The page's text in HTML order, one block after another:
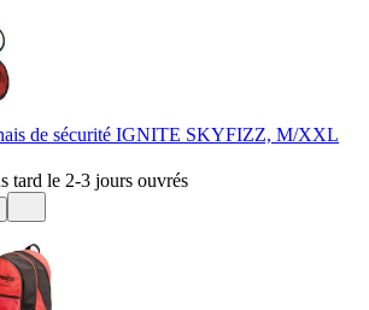
de sécurité IGNITE SKYFIZZ, M/XXL
tard le 2-3 jours ouvrés